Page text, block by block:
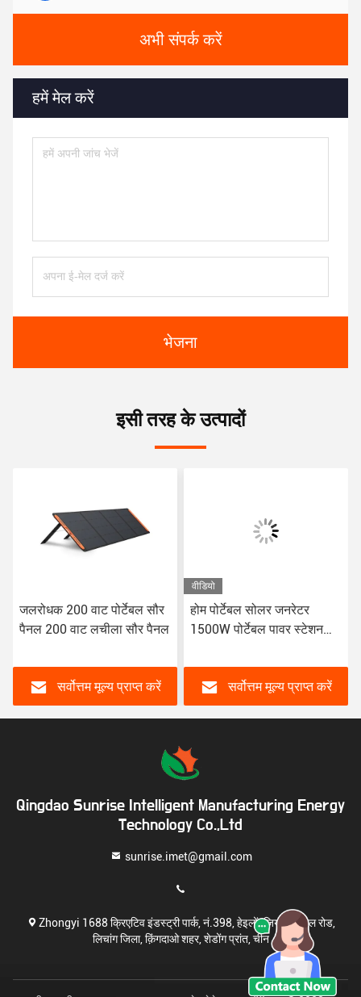
अभी संपर्क करें
हमें मेल करें
भेजना
इसी तरह के उत्पादों
जलरोधक 200 वाट पोर्टेबल सौर
पैनल 200 वाट लचीला सौर पैनल
सर्वोत्तम मूल्य प्राप्त करें
वीडियो
होम पोर्टेबल सोलर जनरेटर
1500W पोर्टेबल पावर स्टेशन
सर्वोत्तम मूल्य प्राप्त करें
Qingdao Sunrise Intelligent Manufacturing Energy
Technology Co.,Ltd
sunrise.imet@gmail.com
Zhongyi 1688 क्रिएटिव इंडस्ट्री पार्क, नं.398, हेइलोंगजियांग मिडिल रोड,
लिचांग जिला, क़िंगदाओ शहर, शेडोंग प्रांत, चीन